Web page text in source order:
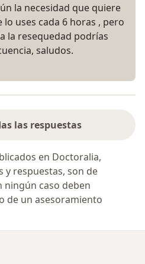
la necesidad que quiere
lo uses cada 6 horas , pero
la resequedad podrías
saludos.
las respuestas
en Doctoralia,
y respuestas, son de
caso deben
de un asesoramiento